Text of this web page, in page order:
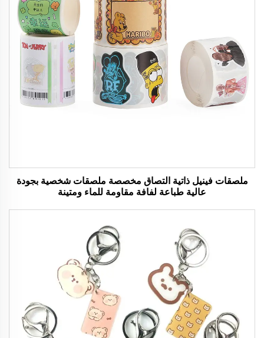
ملصقات فينيل ذاتية التصاق مخصصة ملصقات شخصية بجودة
عالية طباعة لفافة مقاومة للماء ومتينة